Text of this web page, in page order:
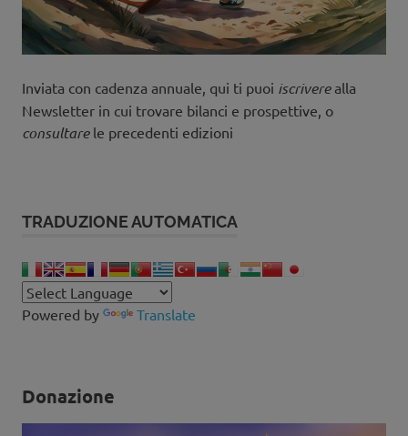
Inviata con cadenza annuale, qui ti puoi iscriverealla
Newsletter in cui trovare bilanci e prospettive, o
consultarele precedenti edizioni
TRADUZIONE AUTOMATICA
Powered by Translate
Donazione